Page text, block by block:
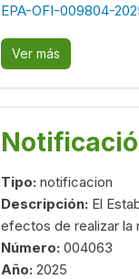
EPA-OFI-009804-
Ver más
Tipo: notificacion
Descripción: El
efectos de realizar la
Número: 004063
Año: 2025